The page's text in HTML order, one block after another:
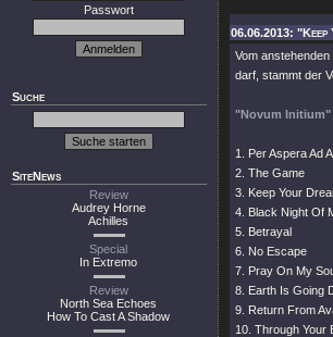
Passwort
Suche
SiteNews
Review
Audrey Horne
Achilles
Special
In Extremo
Review
North Sea Echoes
How To Cast A Shadow
06.06.2013:
Vom
darf, stammt der
"Novum Initium"
1. Per Aspera Ad
2. The Game
3. Keep Your
4. Black Night Of
5. Betrayal
6. No Escape
7. Pray On My
8. Earth Is Going
9. Return From
10. Through Your